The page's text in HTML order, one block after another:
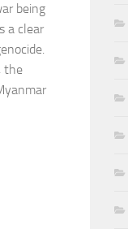
being
a clear
the